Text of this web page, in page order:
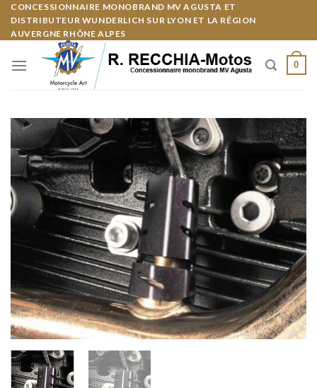
Skip
content
CONCESSIONNAIRE MONOBRAND MV AGUSTA ET
DISTRIBUTEUR WUNDERLICH SUR LYON ET LA RÉGION
AUVERGNE RHÔNE ALPES
0
Panneau de gestion des cookies